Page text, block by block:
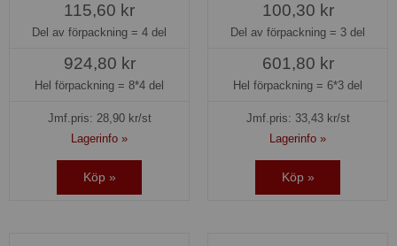
115,60 kr
Del av förpackning = 4 del
924,80 kr
Hel förpackning = 8*4 del
Jmf.pris: 28,90kr/st
Lagerinfo »
Köp »
100,30 kr
Del av förpackning = 3 del
601,80 kr
Hel förpackning = 6*3 del
Jmf.pris: 33,43kr/st
Lagerinfo »
Köp »